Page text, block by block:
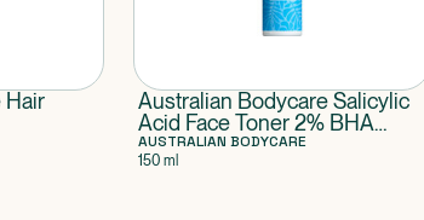
Hair
Australian Bodycare Salicylic
Acid Face Toner 2% BHA
Exfoliant
AUSTRALIAN BODYCARE
150 ml